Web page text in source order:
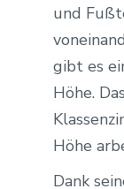
und
gibt es
Höhe.
Höhe
Dank